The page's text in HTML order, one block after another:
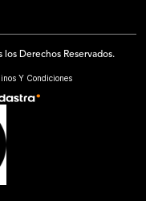
Derechos Reservados.
Y Condiciones